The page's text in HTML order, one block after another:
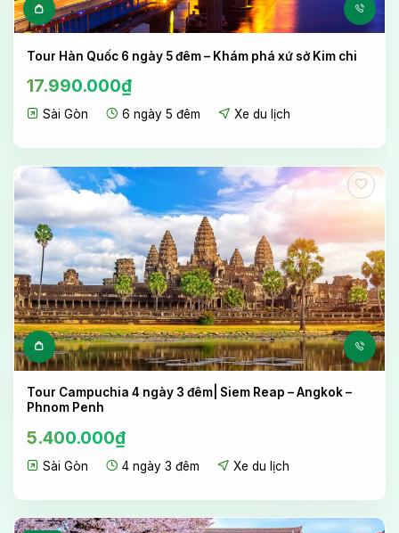
Tour Hàn Quốc 6 ngày 5 đêm – Khám phá xứ sở Kim chi
17.990.000₫
Sài Gòn 6 ngày 5 đêm Xe du lịch
Tour Campuchia 4 ngày 3 đêm| Siem Reap – Angkok –
Phnom Penh
5.400.000₫
Sài Gòn 4 ngày 3 đêm Xe du lịch